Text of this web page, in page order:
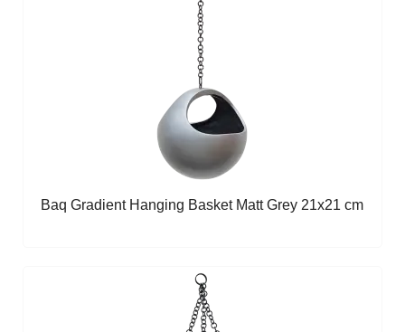
Baq Gradient Hanging Basket Matt Grey 21x21 cm